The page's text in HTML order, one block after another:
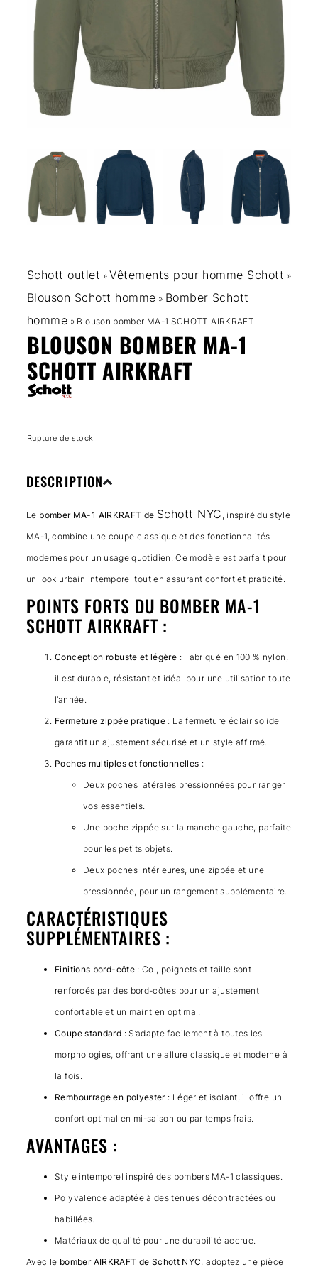
Schott outlet »Vêtements pour homme Schott »
Blouson Schott homme » Bomber Schott
homme » Blouson bomber MA-1 SCHOTT AIRKRAFT
BLOUSON BOMBER MA-1
SCHOTT AIRKRAFT
Rupture de stock
DESCRIPTION
Le bomber MA-1 AIRKRAFT de Schott NYC , inspiré du style
MA-1, combine une coupe classique et des fonctionnalités
modernes pour un usage quotidien. Ce modèle est parfait pour
un look urbain intemporel tout en assurant confort et praticité.
POINTS FORTS DU BOMBER MA-1
SCHOTT AIRKRAFT :
Conception robuste et légère : Fabriqué en 100 % nylon,
il est durable, résistant et idéal pour une utilisation toute
l’année.
Fermeture zippée pratique : La fermeture éclair solide
garantit un ajustement sécurisé et un style affirmé.
Poches multiples et fonctionnelles :
Deux poches latérales pressionnées pour ranger
vos essentiels.
Une poche zippée sur la manche gauche, parfaite
pour les petits objets.
Deux poches intérieures, une zippée et une
pressionnée, pour un rangement supplémentaire.
CARACTÉRISTIQUES
SUPPLÉMENTAIRES :
Finitions bord-côte: Col, poignets et taille sont
renforcés par des bord-côtes pour un ajustement
confortable et un maintien optimal.
Coupe standard : S’adapte facilement à toutes les
morphologies, offrant une allure classique et moderne à
la fois.
Rembourrage en polyester: Léger et isolant, il offre un
confort optimal en mi-saison ou par temps frais.
AVANTAGES :
Style intemporel inspiré des bombers MA-1 classiques.
Polyvalence adaptée à des tenues décontractées ou
habillées.
Matériaux de qualité pour une durabilité accrue.
Avec le bomber AIRKRAFT de Schott NYC, adoptez une pièce